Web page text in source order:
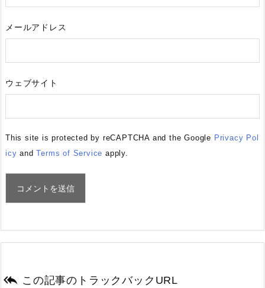
メールアドレス
ウェブサイト
This site is protected by reCAPTCHA and the Google Privacy Pol
icy andTerms of Service apply.
 この記事のトラックバックURL